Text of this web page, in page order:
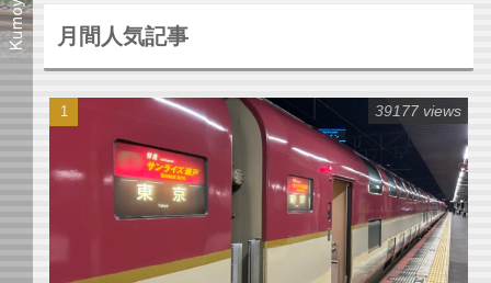
月間人気記事
39177 views